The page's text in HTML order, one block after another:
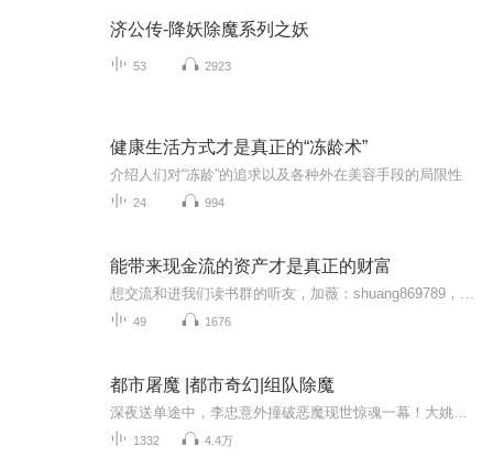
济公传-降妖除魔系列之妖
53 2923
健康生活方式才是真正的“冻龄术”
介绍人们对“冻龄”的追求以及各种外在美容手段的局限性
24 994
能带来现金流的资产才是真正的财富
49 1676
都市屠魔 |都市奇幻|组队除魔
1332 4.4万